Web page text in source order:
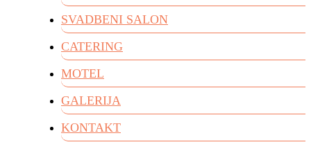
SVADBENI SALON
CATERING
MOTEL
GALERIJA
KONTAKT